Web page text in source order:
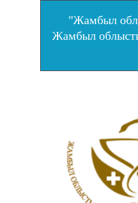
"Жамбыл
Жамбыл